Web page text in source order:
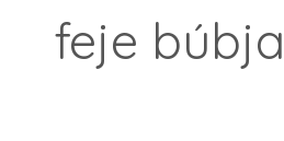
feje